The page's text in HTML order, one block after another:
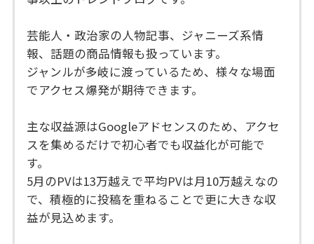
芸能人・政治家の人物記事、ジャニーズ系情
報、話題の商品情報も扱っています。
ジャンルが多岐に渡っているため、様々な場面
でアクセス爆発が期待できます。
主な収益源はGoogleアドセンスのため、アクセ
スを集めるだけで初心者でも収益化が可能で
す。
5月のPVは13万越えで平均PVは月10万越えなの
で、積極的に投稿を重ねることで更に大きな収
益が見込めます。